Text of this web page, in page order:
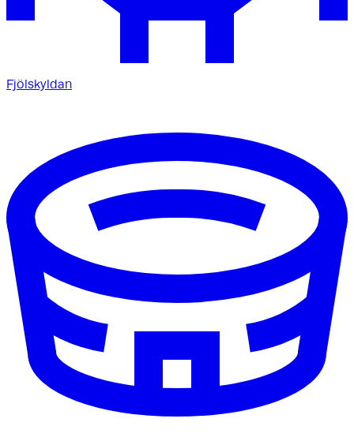
Fjölskyldan